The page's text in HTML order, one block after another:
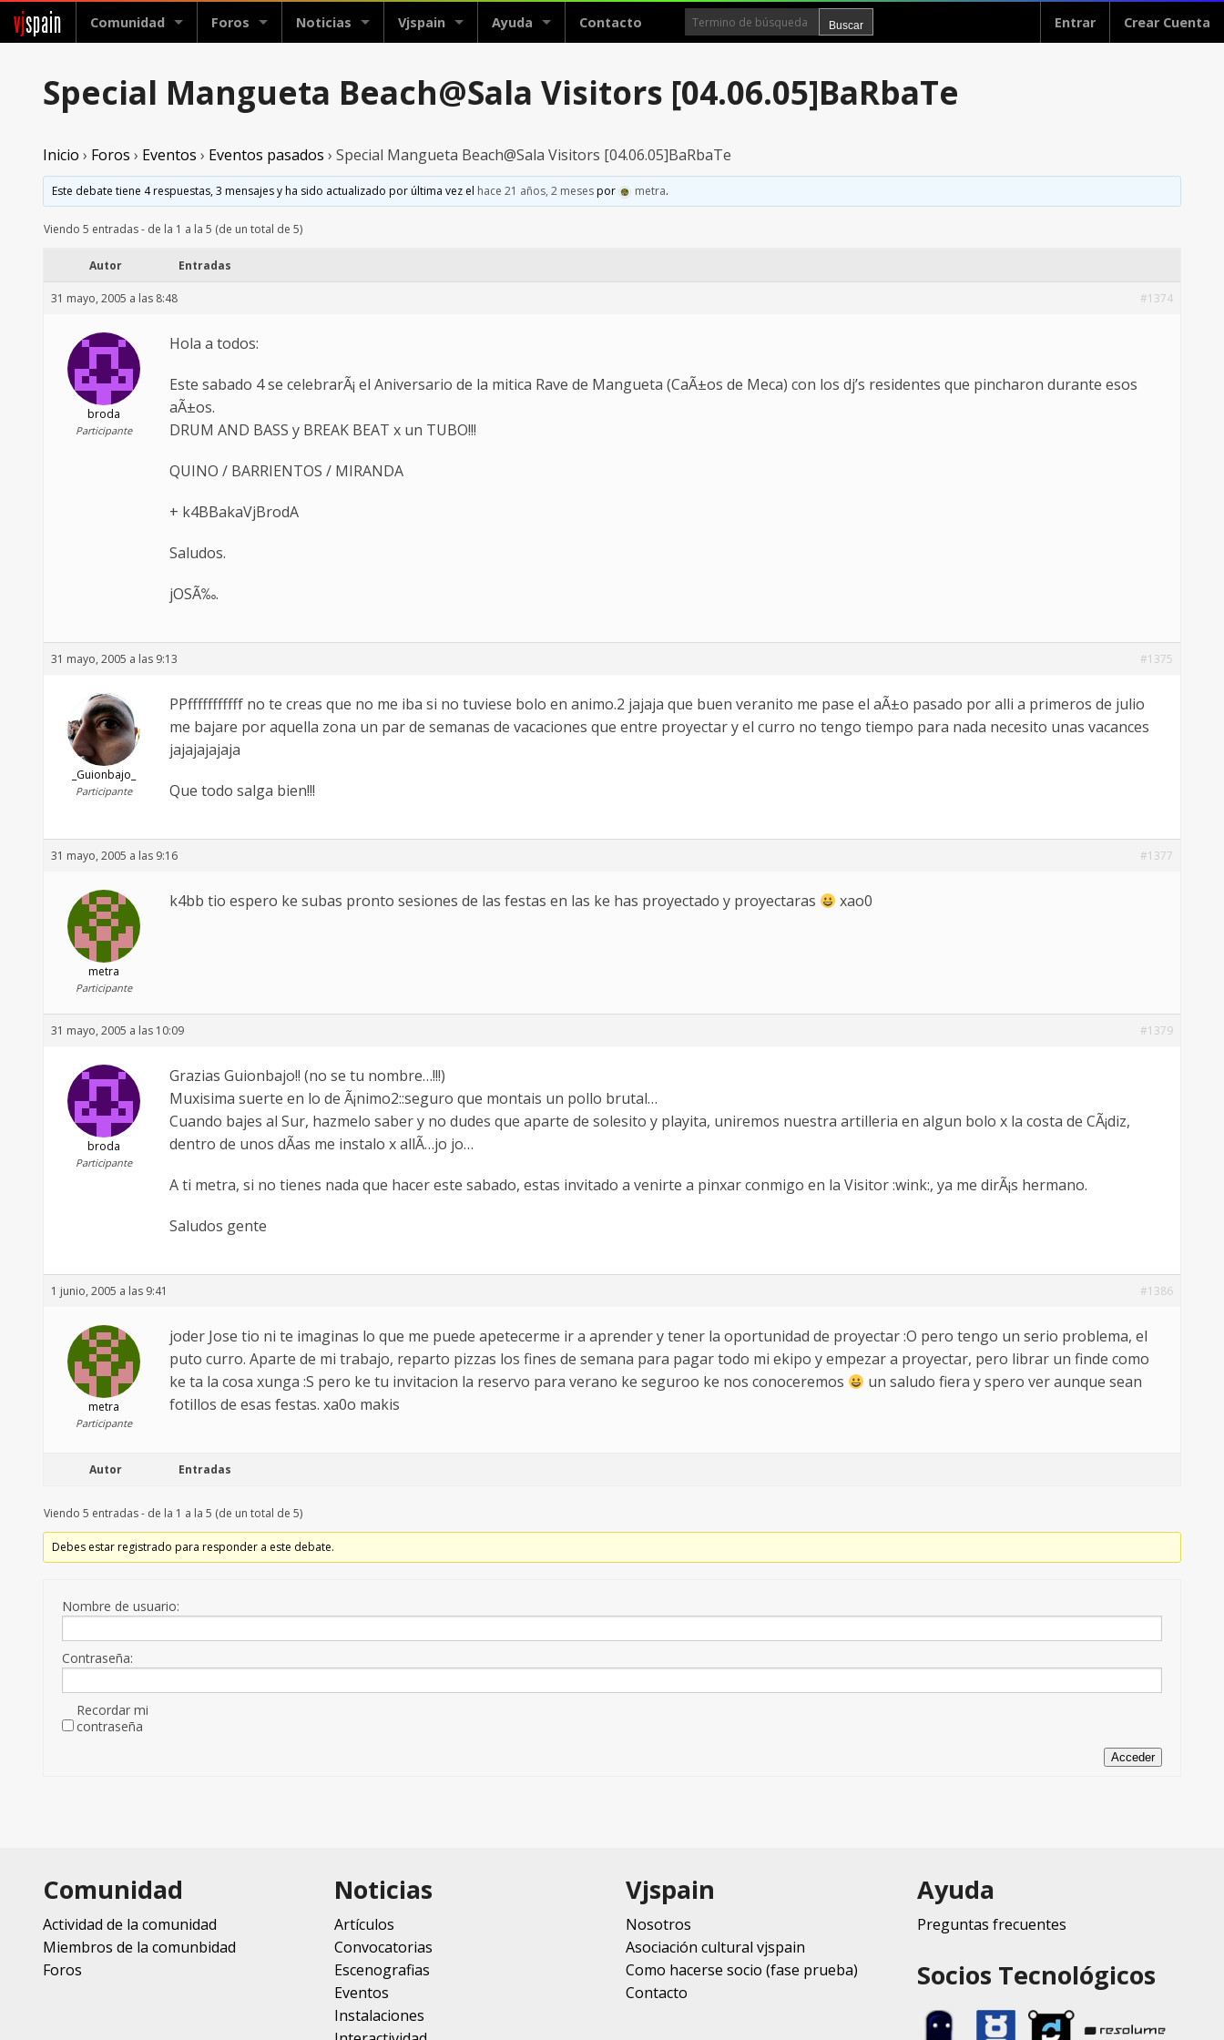
vjspain Comunidad Foros Noticias Vjspain Ayuda Contacto Entrar Crear Cuenta
Special Mangueta Beach@Sala Visitors [04.06.05]BaRbaTe
Inicio › Foros › Eventos › Eventos pasados › Special Mangueta Beach@Sala Visitors [04.06.05]BaRbaTe
Este debate tiene 4 respuestas, 3 mensajes y ha sido actualizado por última vez el hace 21 años, 2 mesespor metra.
Viendo 5 entradas - de la 1 a la 5 (de un total de 5)
Autor Entradas
31 mayo, 2005 a las 8:48 #1374
broda
Participante
Hola a todos:
Este sabado 4 se celebrarÃ¡ el Aniversario de la mitica Rave de Mangueta (CaÃ±os de Meca) con los dj’s residentes que pincharon durante esos
aÃ±os.
DRUM AND BASS y BREAK BEAT x un TUBO!!!
QUINO / BARRIENTOS / MIRANDA
+ k4BBakaVjBrodA
Saludos.
jOSÃ‰.
31 mayo, 2005 a las 9:13 #1375
_Guionbajo_
Participante
PPfffffffffff no te creas que no me iba si no tuviese bolo en animo.2 jajaja que buen veranito me pase el aÃ±o pasado por alli a primeros de julio
me bajare por aquella zona un par de semanas de vacaciones que entre proyectar y el curro no tengo tiempo para nada necesito unas vacances
jajajajajaja
Que todo salga bien!!!
31 mayo, 2005 a las 9:16 #1377
metra
Participante
k4bb tio espero ke subas pronto sesiones de las festas en las ke has proyectado y proyectaras xao0
31 mayo, 2005 a las 10:09 #1379
broda
Participante
Grazias Guionbajo!! (no se tu nombre…!!!)
Muxisima suerte en lo de Ã¡nimo2::seguro que montais un pollo brutal…
Cuando bajes al Sur, hazmelo saber y no dudes que aparte de solesito y playita, uniremos nuestra artilleria en algun bolo x la costa de CÃ¡diz,
dentro de unos dÃ­as me instalo x allÃ­…jo jo…
A ti metra, si no tienes nada que hacer este sabado, estas invitado a venirte a pinxar conmigo en la Visitor :wink:, ya me dirÃ¡s hermano.
Saludos gente
1 junio, 2005 a las 9:41 #1386
metra
Participante
joder Jose tio ni te imaginas lo que me puede apetecerme ir a aprender y tener la oportunidad de proyectar :O pero tengo un serio problema, el
puto curro. Aparte de mi trabajo, reparto pizzas los fines de semana para pagar todo mi ekipo y empezar a proyectar, pero librar un finde como
ke ta la cosa xunga :S pero ke tu invitacion la reservo para verano ke seguroo ke nos conoceremos
un saludo fiera y spero ver aunque sean
fotillos de esas festas. xa0o makis
Autor Entradas
Viendo 5 entradas - de la 1 a la 5 (de un total de 5)
Debes estar registrado para responder a este debate.
Nombre de usuario:
Contraseña:
Recordar mi
contraseña
Acceder
Comunidad
Actividad de la comunidad
Miembros de la comunbidad
Foros
Noticias
Artículos
Convocatorias
Escenografias
Eventos
Instalaciones
Vjspain
Nosotros
Asociación cultural vjspain
Como hacerse socio (fase prueba)
Contacto
Ayuda
Preguntas frecuentes
Socios Tecnológicos